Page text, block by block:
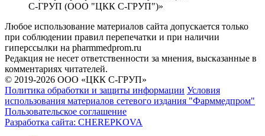
С-ГРУП (ООО "ЦКК С-ГРУП")»
Любое использование материалов сайта допускается только
при соблюдении правил перепечатки и при наличии
гиперссылки на pharmmedprom.ru
Редакция не несет ответственности за мнения, высказанные в
комментариях читателей.
© 2019-2026 ООО «ЦКК С-ГРУП»
Политика обработки и защиты информации Условия
использования материалов сетевого издания "Фарммедпром"
Пользовательское соглашение
Разработка сайта: CHEREPKOVA